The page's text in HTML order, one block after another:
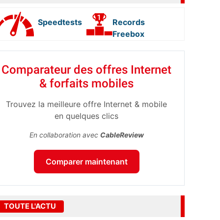
Speedtests
Records
Freebox
Comparateur des offres Internet
& forfaits mobiles
Trouvez la meilleure offre Internet & mobile
en quelques clics
En collaboration avec CableReview
Comparer maintenant
TOUTE L'ACTU